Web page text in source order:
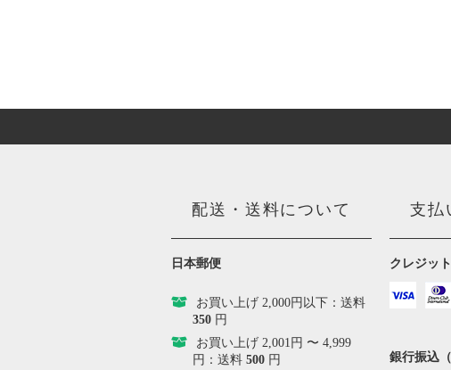
配送・送料について
日本郵便
お買い上げ 2,000円以下：送料
350 円
お買い上げ 2,001円 〜 4,999
円：送料500 円
支払
クレジット
銀行振込